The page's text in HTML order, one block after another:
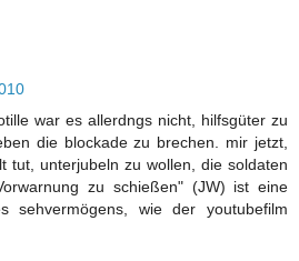
war es allerdngs nicht, hilfsgüter zu
die blockade zu brechen. mir jetzt,
tut, unterjubeln zu wollen, die soldaten
zu schießen" (JW) ist eine
sehvermögens, wie der youtubefilm